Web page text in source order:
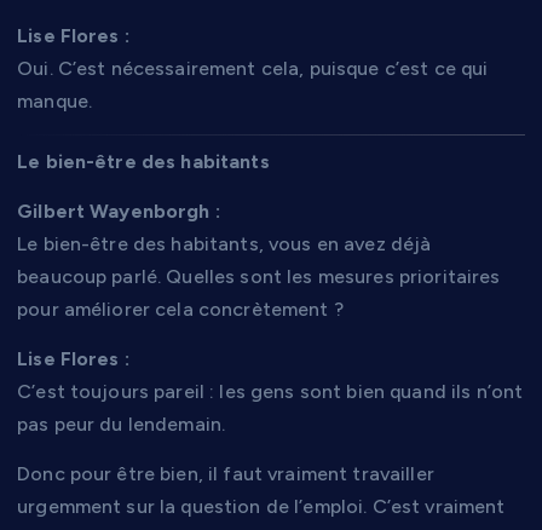
Lise Flores :
Oui. C’est nécessairement cela, puisque c’est ce qui
manque.
Le bien-être des habitants
Gilbert Wayenborgh :
Le bien-être des habitants, vous en avez déjà
beaucoup parlé. Quelles sont les mesures prioritaires
pour améliorer cela concrètement ?
Lise Flores :
C’est toujours pareil : les gens sont bien quand ils n’ont
pas peur du lendemain.
Donc pour être bien, il faut vraiment travailler
urgemment sur la question de l’emploi. C’est vraiment